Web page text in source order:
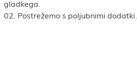
gladkega.
02. Postrežemo s poljubnimi dodatki.